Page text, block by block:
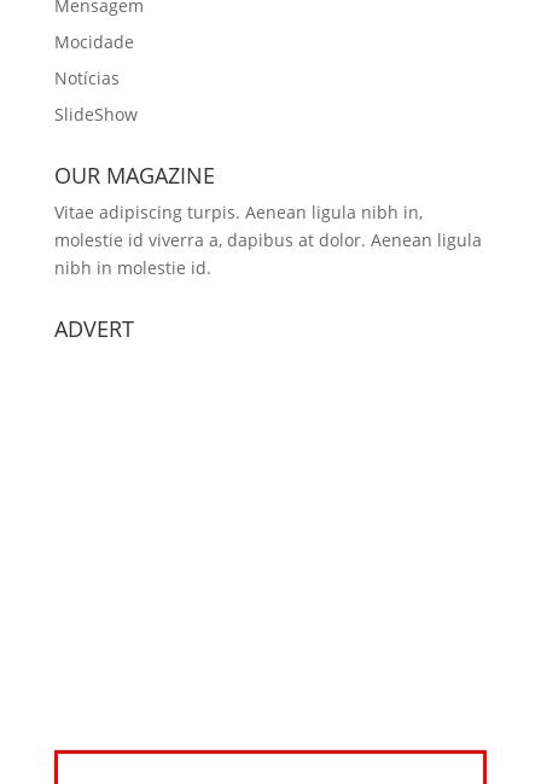
Mensagem
Mocidade
Notícias
SlideShow
OUR MAGAZINE
Vitae adipiscing turpis. Aenean ligula nibh in,
molestie id viverra a, dapibus at dolor. Aenean ligula
nibh in molestie id.
ADVERT